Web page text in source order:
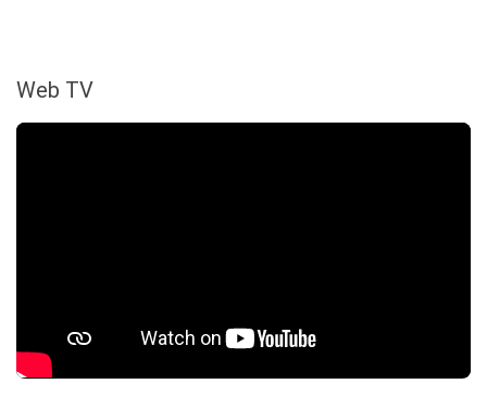
Web TV